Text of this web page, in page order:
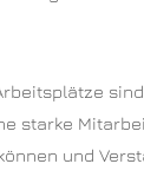
starke
und